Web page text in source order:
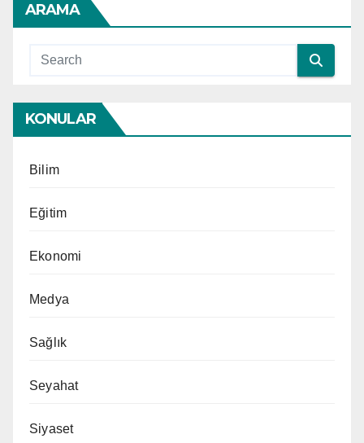
ARAMA
KONULAR
Bilim
Eğitim
Ekonomi
Medya
Sağlık
Seyahat
Siyaset